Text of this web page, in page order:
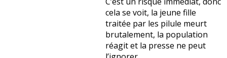
cela se voit, la jeune fille
traitée par les pilule meurt
brutalement, la population
réagit et la presse ne peut